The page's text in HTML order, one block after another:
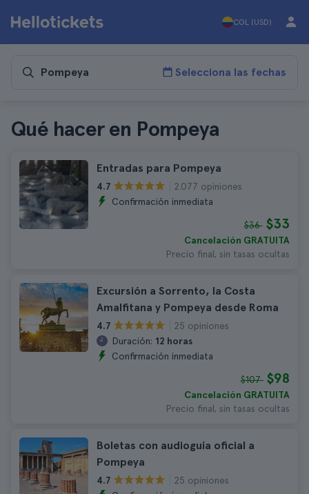
COL (USD)
Selecciona las fechas
Qué hacer en Pompeya
Entradas para Pompeya
4.7
2.077 opiniones
Confirmación inmediata
$36 $33
Cancelación GRATUITA
Precio final, sin tasas ocultas
Excursión a Sorrento, la Costa
Amalfitana y Pompeya desde Roma
4.7
25 opiniones
Duración: 12 horas
Confirmación inmediata
$107 $98
Cancelación GRATUITA
Precio final, sin tasas ocultas
Boletas con audioguía oficial a
Pompeya
4.7
25 opiniones